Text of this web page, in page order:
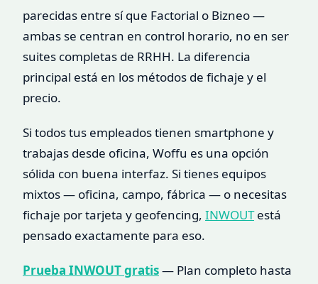
parecidas entre sí que Factorial o Bizneo —
ambas se centran en control horario, no en ser
suites completas de RRHH. La diferencia
principal está en los métodos de fichaje y el
precio.
Si todos tus empleados tienen smartphone y
trabajas desde oficina, Woffu es una opción
sólida con buena interfaz. Si tienes equipos
mixtos — oficina, campo, fábrica — o necesitas
fichaje por tarjeta y geofencing, INWOUTestá
pensado exactamente para eso.
Prueba INWOUT gratis— Plan completo hasta